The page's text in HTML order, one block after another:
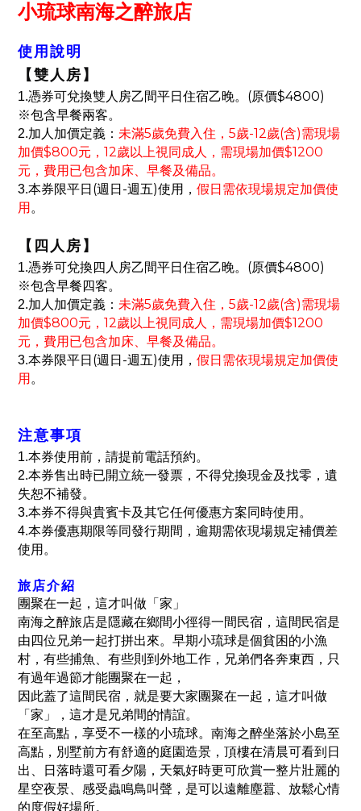
小琉球南海之醉旅店
使用說明
【 雙人房 】
1.憑券可兌換雙人房乙間平日住宿乙晚。 (原價$4800)
※包含早餐兩客。
2.加人加價定義： 未滿5歲免費入住， 5歲-12歲(含)需現場
加價$800元， 12歲以上視同成人，需現場加價$1200
元，費用已包含加床、早餐及備品。
3.本券限平日 (週日 -週五)使用， 假日需依現場規定加價使
用 。
【 四人房 】
1.憑券可兌換四人房乙間平日住宿乙晚。 (原價$4800)
※包含早餐四客。
2.加人加價定義： 未滿5歲免費入住， 5歲-12歲(含)需現場
加價$800元， 12歲以上視同成人，需現場加價$1200
元，費用已包含加床、早餐及備品。
3.本券限平日 (週日 -週五)使用， 假日需依現場規定加價使
用 。
注意事項
1.本券使用前，請提前電話預約。
2.本券售出時已開立統一發票，不得兌換現金及找零，遺
失恕不補發。
3.本券不得與貴賓卡及其它任何優惠方案同時使用。
4.本券優惠期限等同發行期間，逾期需依現場規定補價差
使用。
旅店介紹
團聚在一起，這才叫做「家」
南海之醉旅店是隱藏在鄉間小徑得一間民宿，這間民宿是
由四位兄弟一起打拼出來。早期小琉球是個貧困的小漁
村，有些捕魚、有些則到外地工作，兄弟們各奔東西，只
有過年過節才能團聚在一起，
因此蓋了這間民宿，就是要大家團聚在一起，這才叫做
「家」，這才是兄弟間的情誼。
在至高點，享受不一樣的小琉球。南海之醉坐落於小島至
高點，別墅前方有舒適的庭園造景，頂樓在清晨可看到日
出、日落時還可看夕陽，天氣好時更可欣賞一整片壯麗的
星空夜景、感受蟲鳴鳥叫聲，是可以遠離塵囂、放鬆心情
的度假好場所。